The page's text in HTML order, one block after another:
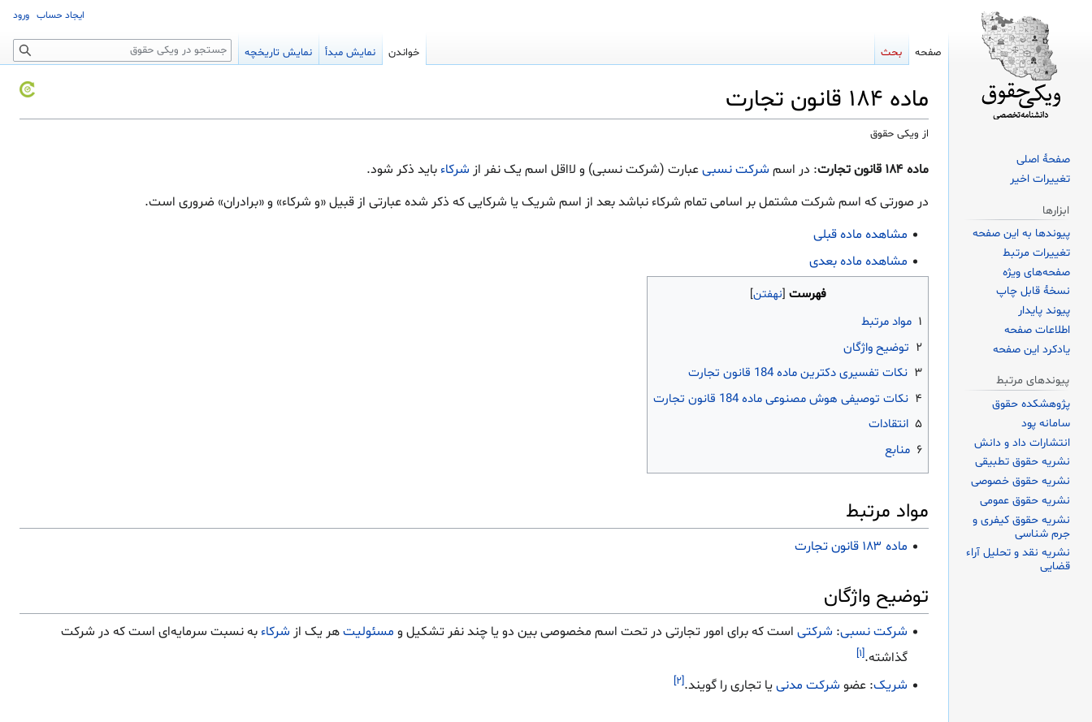
ماده ۱۸۴ قانون تجارت
از ویکی حقوق
پرش
ناوبری
پرش
جستجو
ماده ۱۸۴ قانون تجارت : در اسم شرکت نسبیعبارت (شرکت نسبی) و لااقل اسم یک نفر از شرکاء باید ذکر شود.
در صورتی که اسم شرکت مشتمل بر اسامی تمام شرکاء نباشد بعد از اسم شریک یا شرکایی که ذکر شده عبارتی از قبیل «و شرکاء» و «برادران» ضروری است.
مشاهده ماده قبلی
مشاهده ماده بعدی
فهرست
۱ مواد مرتبط
۲ توضیح واژگان
۳ نکات تفسیری دکترین ماده 184 قانون تجارت
۴ نکات توصیفی هوش مصنوعی ماده 184 قانون تجارت
۵ انتقادات
۶ منابع
مواد مرتبط
ماده ۱۸۳ قانون تجارت
توضیح واژگان
شرکت نسبی: شرکتیاست که برای امور تجارتی در تحت اسم مخصوصی بین دو یا چند نفر تشکیل و مسئولیتهر یک از شرکاء به نسبت سرمایه‌ای است که در شرکت
گذاشته.[۱]
شریک:‌ عضو شرکت مدنییا تجاری را گویند.[۲]
ایجاد حساب ورود
صفحه بحث خواندن نمایش مبدأ نمایش تاریخچه جستجو
صفحهٔ اصلی
تغییرات اخیر
ابزارها
پیوندها به این صفحه
تغییرات مرتبط
صفحه‌های ویژه
نسخهٔ قابل چاپ
پیوند پایدار
اطلاعات صفحه
یادکرد این صفحه
پیوندهای مرتبط
پژوهشکده حقوق
سامانه پود
انتشارات داد و دانش
نشریه حقوق تطبیقی
نشریه حقوق خصوصی
نشریه حقوق عمومی
نشریه حقوق کیفری و
جرم شناسی
نشریه نقد و تحلیل آراء
قضایی